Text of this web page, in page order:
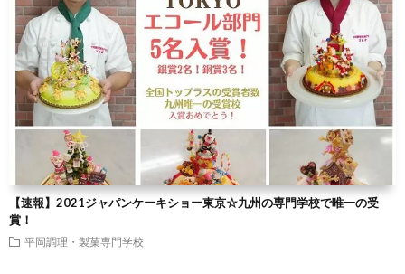
【速報】2021ジャパンケーキショー東京☆九州の専門学校で唯一の受
賞！
平岡調理・製菓専門学校